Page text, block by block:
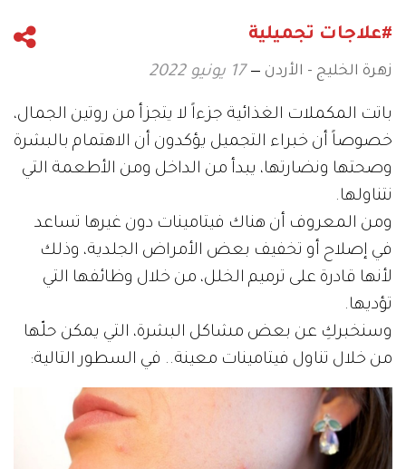
#علاجات تجميلية
زهرة الخليج - الأردن 17 يونيو 2022
باتت المكملات الغذائية جزءاً لا يتجزأ من روتين الجمال،
خصوصاً أن خبراء التجميل يؤكدون أن الاهتمام بالبشرة
وصحتها ونضارتها، يبدأ من الداخل ومن الأطعمة التي
نتناولها.
ومن المعروف أن هناك فيتامينات دون غيرها تساعد
في إصلاح أو تخفيف بعض الأمراض الجلدية، وذلك
لأنها قادرة على ترميم الخلل، من خلال وظائفها التي
تؤديها.
وسنخبركِ عن بعض مشاكل البشرة، التي يمكن حلّها
من خلال تناول فيتامينات معينة.. في السطور التالية: